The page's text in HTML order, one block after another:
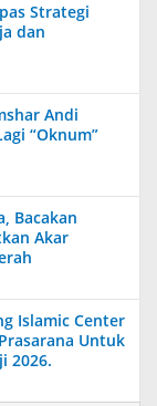
Strategi
dan
Andi
“Oknum”
Bacakan
Akar
Islamic Center
Untuk
2026.